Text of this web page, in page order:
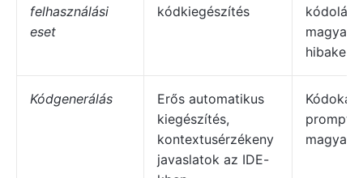
felhasználási
eset
kódkiegészítés
kódolási
Kódgenerálás
Erős automatikus
kiegészítés,
kontextusérzékeny
javaslatok az IDE-
Kódokat